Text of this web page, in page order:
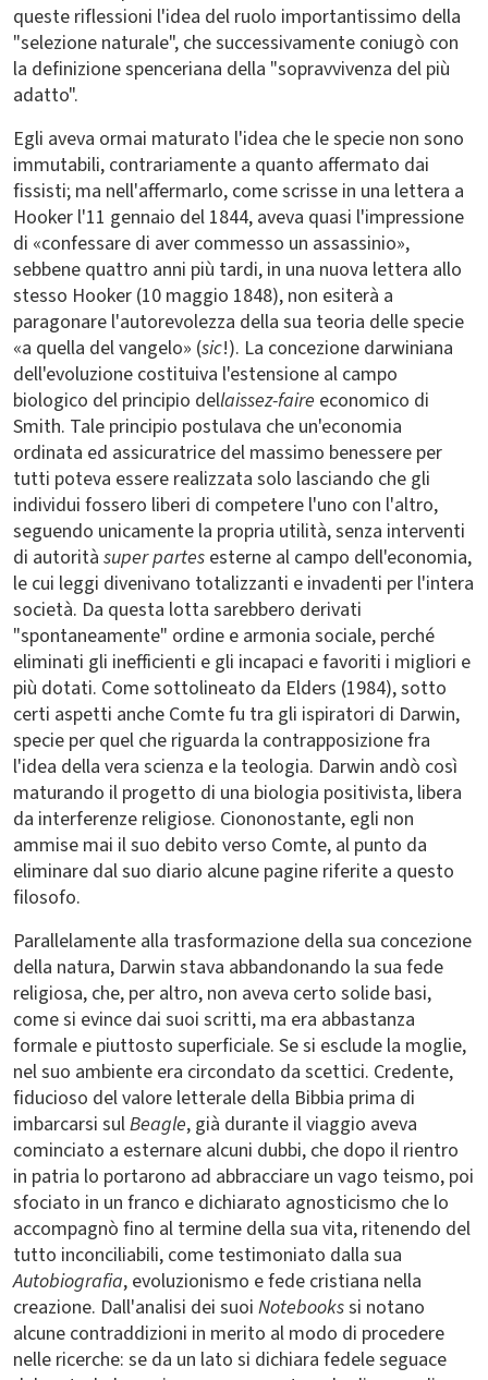
queste riflessioni l'idea del ruolo importantissimo della
"selezione naturale", che successivamente coniugò con
la definizione spenceriana della "sopravvivenza del più
adatto".
Egli aveva ormai maturato l'idea che le specie non sono
immutabili, contrariamente a quanto affermato dai
fissisti; ma nell'affermarlo, come scrisse in una lettera a
Hooker l'11 gennaio del 1844, aveva quasi l'impressione
di «confessare di aver commesso un assassinio»,
sebbene quattro anni più tardi, in una nuova lettera allo
stesso Hooker (10 maggio 1848), non esiterà a
paragonare l'autorevolezza della sua teoria delle specie
«a quella del vangelo» (sic!). La concezione darwiniana
dell'evoluzione costituiva l'estensione al campo
biologico del principio dellaissez-faire economico di
Smith. Tale principio postulava che un'economia
ordinata ed assicuratrice del massimo benessere per
tutti poteva essere realizzata solo lasciando che gli
individui fossero liberi di competere l'uno con l'altro,
seguendo unicamente la propria utilità, senza interventi
di autorità super partes esterne al campo dell'economia,
le cui leggi divenivano totalizzanti e invadenti per l'intera
società. Da questa lotta sarebbero derivati
"spontaneamente" ordine e armonia sociale, perché
eliminati gli inefficienti e gli incapaci e favoriti i migliori e
più dotati. Come sottolineato da Elders (1984), sotto
certi aspetti anche Comte fu tra gli ispiratori di Darwin,
specie per quel che riguarda la contrapposizione fra
l'idea della vera scienza e la teologia. Darwin andò così
maturando il progetto di una biologia positivista, libera
da interferenze religiose. Ciononostante, egli non
ammise mai il suo debito verso Comte, al punto da
eliminare dal suo diario alcune pagine riferite a questo
filosofo.
Parallelamente alla trasformazione della sua concezione
della natura, Darwin stava abbandonando la sua fede
religiosa, che, per altro, non aveva certo solide basi,
come si evince dai suoi scritti, ma era abbastanza
formale e piuttosto superficiale. Se si esclude la moglie,
nel suo ambiente era circondato da scettici. Credente,
fiducioso del valore letterale della Bibbia prima di
imbarcarsi sulBeagle, già durante il viaggio aveva
cominciato a esternare alcuni dubbi, che dopo il rientro
in patria lo portarono ad abbracciare un vago teismo, poi
sfociato in un franco e dichiarato agnosticismo che lo
accompagnò fino al termine della sua vita, ritenendo del
tutto inconciliabili, come testimoniato dalla sua
Autobiografia, evoluzionismo e fede cristiana nella
creazione. Dall'analisi dei suoi Notebookssi notano
alcune contraddizioni in merito al modo di procedere
nelle ricerche: se da un lato si dichiara fedele seguace